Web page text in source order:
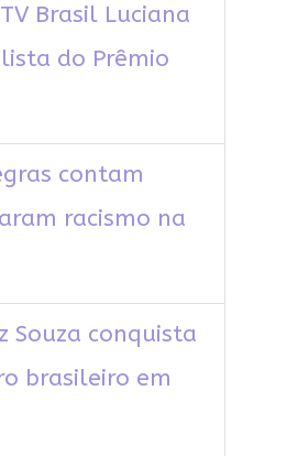
Brasil Luciana
do Prêmio
contam
racismo na
Souza conquista
brasileiro em